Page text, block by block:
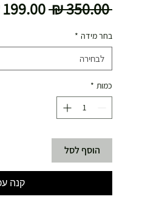
‏350.00 ‏₪
מחיר
בחר מידה *
לבחירה
כמות *
הוסף לסל
קנה